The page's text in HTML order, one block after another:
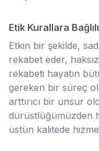
Etik Kurallara
Etkin bir şekilde,
rekabet eder,
rekabeti hayatın
gereken bir süreç
arttırıcı bir unsur
dürüstlüğümüzden
üstün kalitede